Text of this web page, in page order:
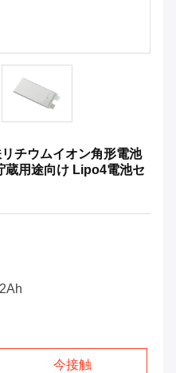
チウムイオン角形電池
蔵用途向け Lipo4電池セ
今接触